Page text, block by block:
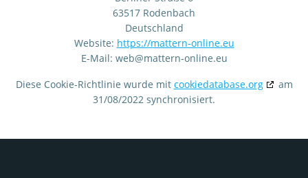
63517 Rodenbach
Deutschland
Website: https://mattern-online.eu
E-Mail: web@mattern-online.eu
Diese Cookie-Richtlinie wurde mit cookiedatabase.org
am
31/08/2022 synchronisiert.